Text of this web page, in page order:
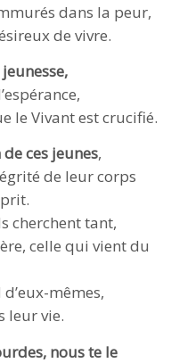
dans la peur,
de vivre.
le Vivant est crucifié.
ces jeunes,
de leur corps
cherchent tant,
celle qui vient du
mêmes,
leur vie.
nous te le